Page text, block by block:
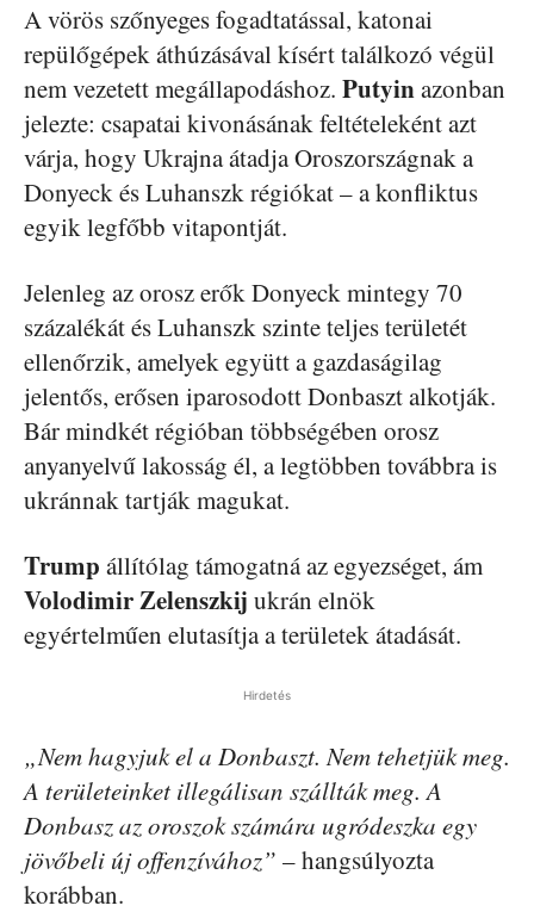
A vörös szőnyeges fogadtatással, katonai
repülőgépek áthúzásával kísért találkozó végül
nem vezetett megállapodáshoz. Putyinazonban
jelezte: csapatai kivonásának feltételeként azt
várja, hogy Ukrajna átadja Oroszországnak a
Donyeck és Luhanszk régiókat – a konfliktus
egyik legfőbb vitapontját.
Jelenleg az orosz erők Donyeck mintegy 70
százalékát és Luhanszk szinte teljes területét
ellenőrzik, amelyek együtt a gazdaságilag
jelentős, erősen iparosodott Donbaszt alkotják.
Bár mindkét régióban többségében orosz
anyanyelvű lakosság él, a legtöbben továbbra is
ukránnak tartják magukat.
Trump állítólag támogatná az egyezséget, ám
Volodimir Zelenszkij ukrán elnök
egyértelműen elutasítja a területek átadását.
Hirdetés
„Nem hagyjuk el a Donbaszt. Nem tehetjük meg.
A területeinket illegálisan szállták meg. A
Donbasz az oroszok számára ugródeszka egy
jövőbeli új offenzívához” – hangsúlyozta
korábban.